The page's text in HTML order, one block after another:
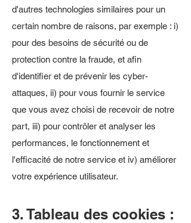
d'autres technologies similaires pour un
certain nombre de raisons, par exemple : i)
pour des besoins de sécurité ou de
protection contre la fraude, et afin
d'identifier et de prévenir les cyber-
attaques, ii) pour vous fournir le service
que vous avez choisi de recevoir de notre
part, iii) pour contrôler et analyser les
performances, le fonctionnement et
l'efficacité de notre service et iv) améliorer
votre expérience utilisateur.
3. Tableau des cookies :